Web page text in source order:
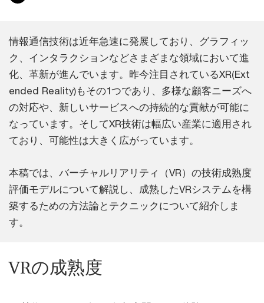
情報通信技術は近年急速に発展しており、グラフィッ
ク、インタラクションなどさまざまな領域において進
化、革新が進んでいます。昨今注目されているXR(Ext
ended Reality)もその1つであり、多様な顧客ニーズへ
の対応や、新しいサービスへの持続的な貢献が可能に
なっています。そしてXR技術は幅広い産業に適用され
ており、可能性は大きく広がっています。
本稿では、バーチャルリアリティ（VR）の技術成熟度
評価モデルについて解説し、成熟したVRシステムを構
築するための方法論とテクニックについて紹介しま
す。
VRの成熟度